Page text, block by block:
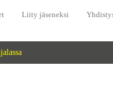
Liity jäseneksi